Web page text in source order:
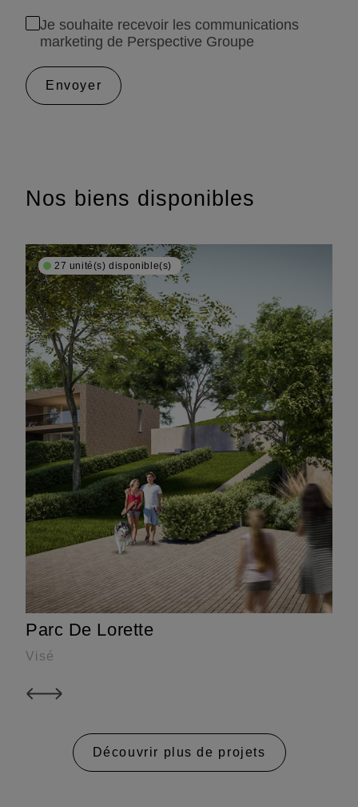
Je souhaite recevoir les communications
marketing de Perspective Groupe
Envoyer
Nos biens disponibles
27 unité(s) disponible(s)
Parc De Lorette
Visé
Découvrir plus de projets